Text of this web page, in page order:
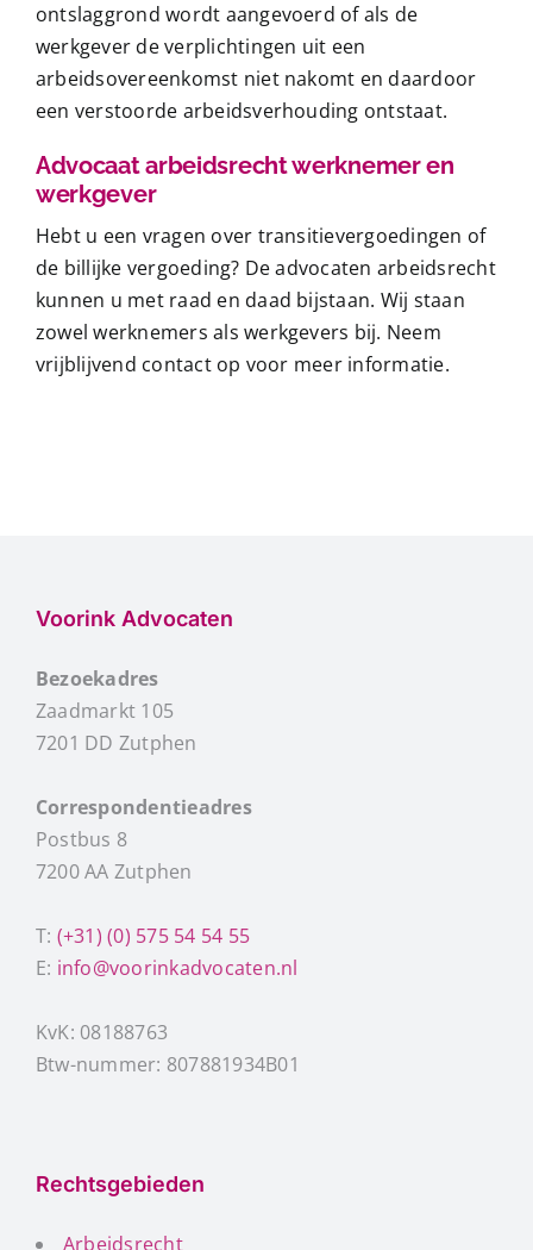
ontslaggrond wordt aangevoerd of als de
werkgever de verplichtingen uit een
arbeidsovereenkomst niet nakomt en daardoor
een verstoorde arbeidsverhouding ontstaat.
Advocaat arbeidsrecht werknemer en
werkgever
Hebt u een vragen over transitievergoedingen of
de billijke vergoeding? Deadvocaten arbeidsrecht
kunnen u met raad en daad bijstaan. Wij staan
zowel werknemers als werkgevers bij. Neem
vrijblijvend contactop voor meer informatie.
Voorink Advocaten
Bezoekadres
Zaadmarkt 105
7201 DD Zutphen
Correspondentieadres
Postbus 8
7200 AA Zutphen
T: (+31) (0) 575 54 54 55
E: info@voorinkadvocaten.nl
KvK: 08188763
Btw-nummer: 807881934B01
Rechtsgebieden
Arbeidsrecht